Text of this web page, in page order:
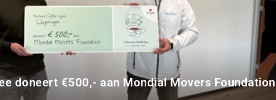
doneert €500,- aan Mondial Movers Foundation